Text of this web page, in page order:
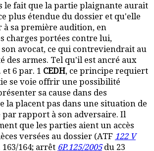
le fait que la partie plaignante aurait
plus étendue du dossier et qu'elle
sa première audition, en
charges portées contre lui,
avocat, ce qui contreviendrait au
des armes. Tel qu'il est ancré aux
et 6 par. 1 CEDH, ce principe requiert
se voie offrir une possibilité
sa cause dans des
la placent pas dans une situation de
par rapport à son adversaire. Il
que les parties aient un accès
versées au dossier (ATF 122 V
164; arrêt 6P.125/2005du 23